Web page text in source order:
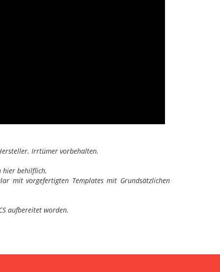
Irrtümer vorbehalten.
hier behilflich.
mit vorgefertigten Templates mit Grundsätzlichen
aufbereitet worden.